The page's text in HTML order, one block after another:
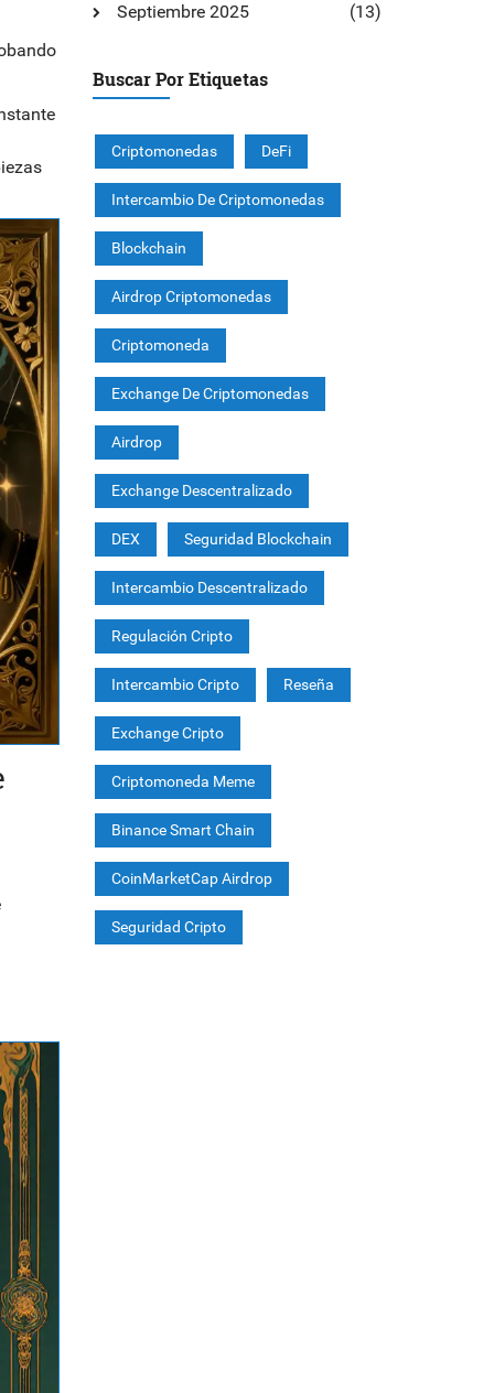
Septiembre 2025 (13)
Buscar Por Etiquetas
Criptomonedas DeFi
Intercambio De Criptomonedas
Blockchain
Airdrop Criptomonedas
Criptomoneda
Exchange De Criptomonedas
Airdrop
Exchange Descentralizado
DEX Seguridad Blockchain
Intercambio Descentralizado
Regulación Cripto
Intercambio Cripto Reseña
Exchange Cripto
Criptomoneda Meme
Binance Smart Chain
CoinMarketCap Airdrop
Seguridad Cripto